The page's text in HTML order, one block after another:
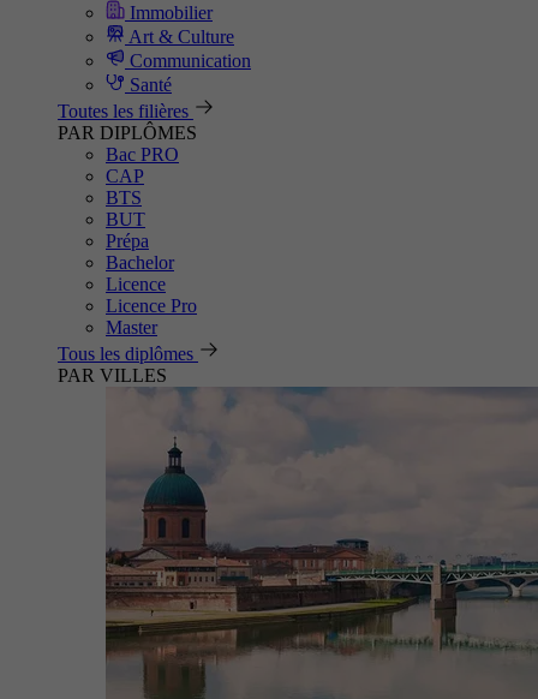
Immobilier
Art & Culture
Communication
Santé
Toutes les filières
PAR DIPLÔMES
Bac PRO
CAP
BTS
BUT
Prépa
Bachelor
Licence
Licence Pro
Master
Tous les diplômes
PAR VILLES